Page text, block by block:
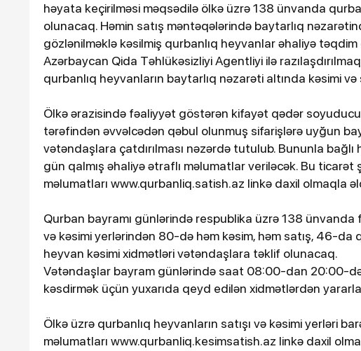
həyata keçirilməsi məqsədilə ölkə üzrə 138 ünvanda
olunacaq. Həmin satış məntəqələrində baytarlıq
gözlənilməklə kəsilmiş qurbanlıq heyvanlar əhaliyə
Azərbaycan Qida Təhlükəsizliyi Agentliyi ilə
qurbanlıq heyvanların baytarlıq nəzarəti altında kəsimi və
Ölkə ərazisində fəaliyyət göstərən kifayət qədər
tərəfindən əvvəlcədən qəbul olunmuş sifarişlərə uyğun
vətəndaşlara çatdırılması nəzərdə tutulub. Bununla
gün qalmış əhaliyə ətraflı məlumatlar veriləcək. Bu ticarət
məlumatları www.qurbanliq.satish.az linkə daxil olmaqla
Qurban bayramı günlərində respublika üzrə 138 ünvanda
və kəsimi yerlərindən 80-də həm kəsim, həm satış, 46-da
heyvan kəsimi xidmətləri vətəndaşlara təklif olunacaq.
Vətəndaşlar bayram günlərində saat 08:00-dan 20:00-
kəsdirmək üçün yuxarıda qeyd edilən xidmətlərdən
Ölkə üzrə qurbanlıq heyvanların satışı və kəsimi yerləri
məlumatları www.qurbanliq.kesimsatish.az linkə daxil
salatdan
25-07-2026, 11:38
Türkiyədə sərnişin avtobusu
avtomobillə toqquşub, 30
xəsarət alıb